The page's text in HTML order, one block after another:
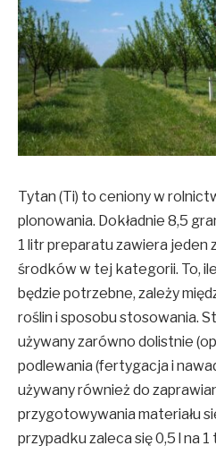
Tytan (Ti) to ceniony w
plonowania. Dokładnie 8,5
1 litr preparatu zawiera jeden
środków w tej kategorii. To,
będzie potrzebne, zależy
roślin i sposobu stosowania.
używany zarówno dolistnie
podlewania (fertygacja i
używany również do
przygotowywania materiału
przypadku zaleca się 0,5 l na 1